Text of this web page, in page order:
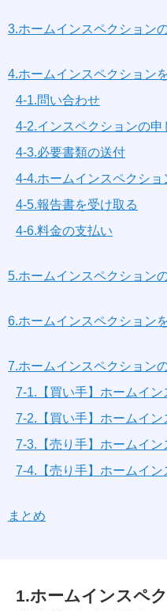
3.ホームインスペクション
4.ホームインスペクション
4-1.問い合わせ
4-2.インスペクションの申
4-3.必要書類の送付
4-4.ホームインスペクショ
4-5.報告書を受け取る
4-6.料金の支払い
5.ホームインスペクション
6.ホームインスペクション
7.ホームインスペクション
7-1.【買い手】ホームイン
7-2.【買い手】ホームイ
7-3.【売り手】ホームイン
7-4.【売り手】ホームイ
まとめ
1.ホームインスペ